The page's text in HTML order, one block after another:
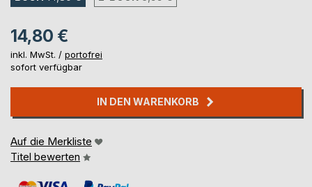
14,80 €
inkl. MwSt. / portofrei
sofort verfügbar
IN DEN WARENKORB
Auf die Merkliste
Titel bewerten